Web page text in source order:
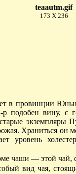
teaautm.gif
173 X 236
в провинции
подобен вину, с
экземпляры
Храниться он
уровень
чаши — этой чай,
вид чая,